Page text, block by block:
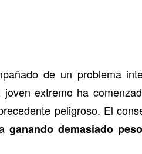
de un problema
extremo ha
peligroso. El
ganando demasiado peso